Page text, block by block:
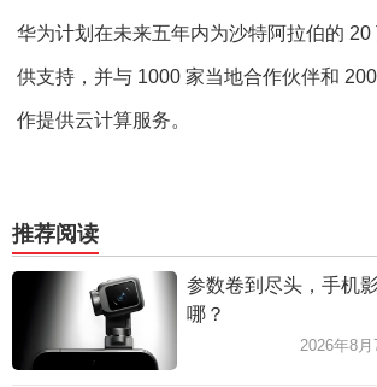
华为计划在未来五年内为沙特阿拉伯的 20
供支持，并与 1000 家当地合作伙伴和
作提供云计算服务。
推荐阅读
参数卷到尽头，手机
哪？
2026年8